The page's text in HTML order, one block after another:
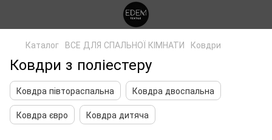
Каталог ВСЕ ДЛЯ СПАЛЬНОЇ КІМНАТИ Ковдри
Ковдри з поліестеру
Ковдра півтораспальна
Ковдра двоспальна
Ковдра євро
Ковдра дитяча